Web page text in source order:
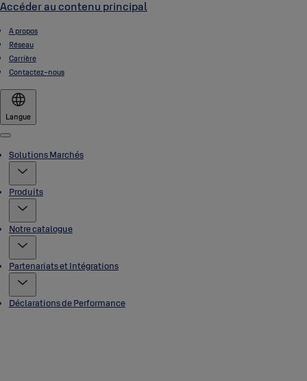
Accéder au contenu principal
A propos
Réseau
Carrière
Contactez-nous
Langue
Menu
Solutions Marchés
Produits
Notre catalogue
Partenariats et Intégrations
Déclarations de Performance